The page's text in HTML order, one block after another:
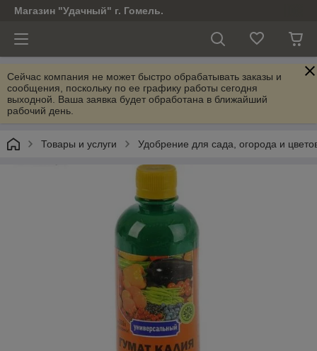
Магазин "Удачный" г. Гомель.
Сейчас компания не может быстро обрабатывать заказы и
сообщения, поскольку по ее графику работы сегодня
выходной. Ваша заявка будет обработана в ближайший
рабочий день.
Товары и услуги Удобрение для сада, огорода и